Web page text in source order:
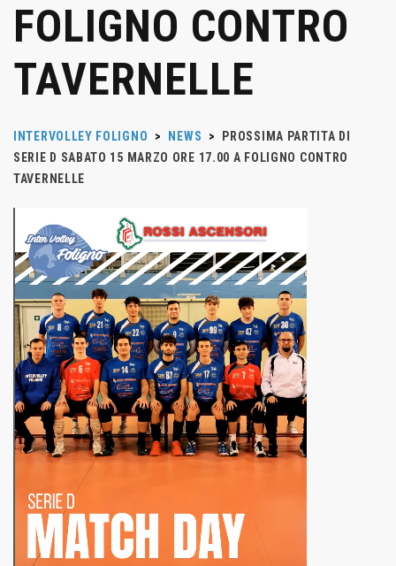
FOLIGNO CONTRO
TAVERNELLE
INTERVOLLEY FOLIGNO > NEWS >
PROSSIMA PARTITA DI
SERIE D SABATO 15 MARZO ORE 17.00 A FOLIGNO CONTRO
TAVERNELLE